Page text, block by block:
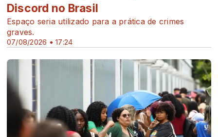
07/08/2026 • 17:24
Discord no Brasil
Espaço seria utilizado para a prática de crimes
graves.